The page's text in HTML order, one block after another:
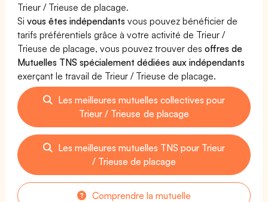
Trieur / Trieuse de placage.
Sivous êtes indépendants vous pouvez bénéficier de
tarifs préférentiels grâce à votre activité de Trieur /
Trieuse de placage, vous pouvez trouver desoffres de
Mutuelles TNS spécialement dédiées aux indépendants
exerçant le travail de Trieur / Trieuse de placage.
Les meilleures mutuelles collectives pour
Trieur / Trieuse de placage
Les meilleures mutuelles TNS pour Trieur
/ Trieuse de placage
Comprendre la mutuelle